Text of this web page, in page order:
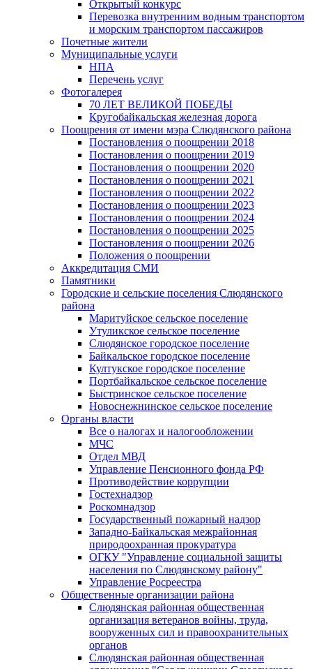
Открытый конкурс
Перевозка внутренним водным транспортом
и морским транспортом пассажиров
Почетные жители
Муниципальные услуги
НПА
Перечень услуг
Фотогалерея
70 ЛЕТ ВЕЛИКОЙ ПОБЕДЫ
Кругобайкальская железная дорога
Поощрения от имени мэра Слюдянского района
Постановления о поощрении 2018
Постановления о поощрении 2019
Постановления о поощрении 2020
Постановления о поощрении 2021
Постановления о поощрении 2022
Постановления о поощрении 2023
Постановления о поощрении 2024
Постановления о поощрении 2025
Постановления о поощрении 2026
Положения о поощрении
Аккредитация СМИ
Памятники
Городские и сельские поселения Слюдянского
района
Маритуйское сельское поселение
Утуликское сельское поселение
Слюдянское городское поселение
Байкальское городское поселение
Култукское городское поселение
Портбайкальское сельское поселение
Быстринское сельское поселение
Новоснежнинское сельское поселение
Органы власти
Все о налогах и налогообложении
МЧС
Отдел МВД
Управление Пенсионного фонда РФ
Противодействие коррупции
Гостехнадзор
Роскомнадзор
Государственный пожарный надзор
Западно-Байкальская межрайонная
природоохранная прокуратура
ОГКУ "Управление социальной защиты
населения по Слюдянскому району"
Управление Росреестра
Общественные организации района
Слюдянская районная общественная
организация ветеранов войны, труда,
вооруженных сил и правоохранительных
органов
Слюдянская районная общественная